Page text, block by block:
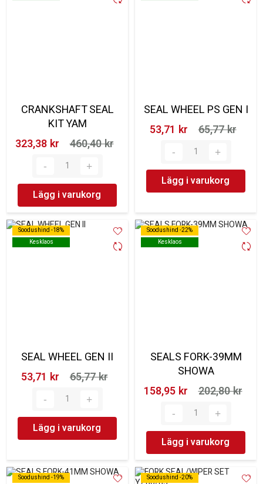
CRANKSHAFT SEAL
KIT YAM
323,38 kr‎
460,40 kr‎
Lägg i varukorg
SEAL WHEEL PS GEN I
53,71 kr‎
65,77 kr‎
Lägg i varukorg
Soodushind -18%
Kesklaos
Soodushind -18%
Kesklaos
SEAL WHEEL GEN II
53,71 kr‎
65,77 kr‎
Lägg i varukorg
Soodushind -22%
Kesklaos
Soodushind -22%
Kesklaos
SEALS FORK-39MM
SHOWA
158,95 kr‎
202,80 kr‎
Lägg i varukorg
Soodushind -19%
Soodushind -19%
Soodushind -20%
Soodushind -20%